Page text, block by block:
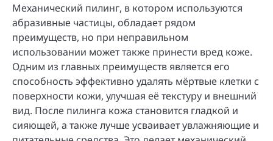
Механический пилинг, в котором используются
абразивные частицы, обладает рядом
преимуществ, но при неправильном
использовании может также принести вред коже.
Одним из главных преимуществ является его
способность эффективно удалять мёртвые клетки с
поверхности кожи, улучшая её текстуру и внешний
вид. После пилинга кожа становится гладкой и
сияющей, а также лучше усваивает увлажняющие и